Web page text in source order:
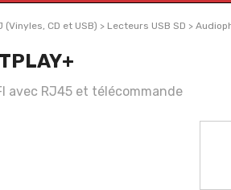
(Vinyles, CD et USB) > Lecteurs USB SD >
avec RJ45 et télécommande